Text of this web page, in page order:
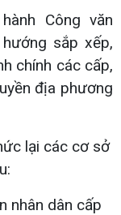
Công văn
sắp xếp,
chính các cấp,
địa phương
lại các cơ sở
nhân dân cấp